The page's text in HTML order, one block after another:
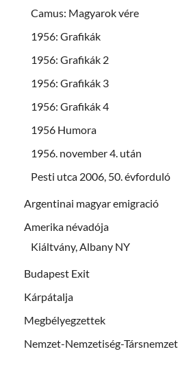
Camus: Magyarok vére
1956: Grafikák
1956: Grafikák 2
1956: Grafikák 3
1956: Grafikák 4
1956 Humora
1956. november 4. után
Pesti utca 2006, 50. évforduló
Argentinai magyar emigració
Amerika névadója
Kiáltvány, Albany NY
Budapest Exit
Kárpátalja
Megbélyegzettek
Nemzet-Nemzetiség-Társnemzet